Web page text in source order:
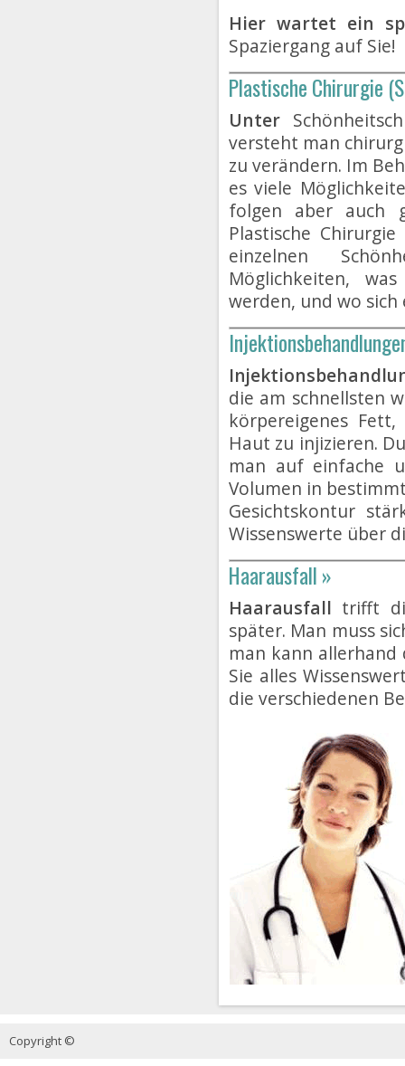
Hier wartet ein
Spaziergang auf Sie!
Plastische Chirurgie
Unter
versteht man
zu verändern. Im
es viele
folgen aber auch
Plastische
einzelnen
Möglichkeiten,
werden, und wo
die am schnellsten
körpereigenes Fett,
Haut zu injizieren.
man auf einfache
Volumen in
Gesichtskontur
Wissenswerte über
Haarausfall »
Haarausfall trifft
später. Man muss
man kann
Sie alles
die verschiedenen
Copyright ©